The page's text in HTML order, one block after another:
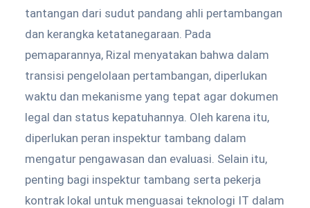
tantangan dari sudut pandang ahli pertambangan
dan kerangka ketatanegaraan. Pada
pemaparannya, Rizal menyatakan bahwa dalam
transisi pengelolaan pertambangan, diperlukan
waktu dan mekanisme yang tepat agar dokumen
legal dan status kepatuhannya. Oleh karena itu,
diperlukan peran inspektur tambang dalam
mengatur pengawasan dan evaluasi. Selain itu,
penting bagi inspektur tambang serta pekerja
kontrak lokal untuk menguasai teknologi IT dalam